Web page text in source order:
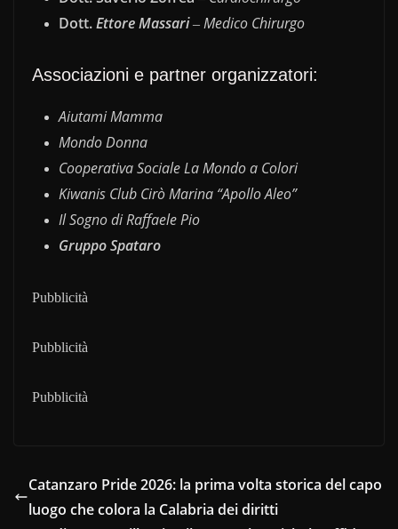
Dott.Ettore Massari– Medico Chirurgo
Associazioni e partner organizzatori:
Aiutami Mamma
Mondo Donna
Cooperativa Sociale La Mondo a Colori
Kiwanis Club Cirò Marina “Apollo Aleo”
Il Sogno di Raffaele Pio
Gruppo Spataro
Pubblicità
Pubblicità
Pubblicità
Catanzaro Pride 2026: la prima volta storica del capo
luogo che colora la Calabria dei diritti